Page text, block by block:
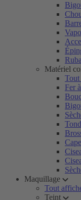
Matériel
Fer
Maquillage
Tout
Teint